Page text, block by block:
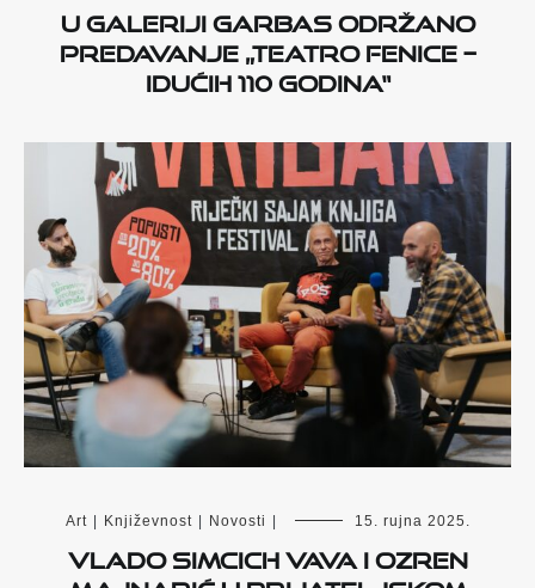
U Galeriji Garbas održano
predavanje „Teatro Fenice –
Idućih 110 godina“
Art Književnost Novosti 15. rujna 2025.
Vlado Simcich Vava i Ozren